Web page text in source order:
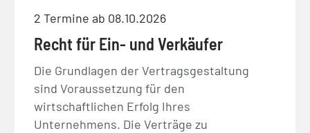
2 Termine ab 08.10.2026
Recht für Ein- und Verkäufer
Die Grundlagen der Vertragsgestaltung
sind Voraussetzung für den
wirtschaftlichen Erfolg Ihres
Unternehmens. Die Verträge zu